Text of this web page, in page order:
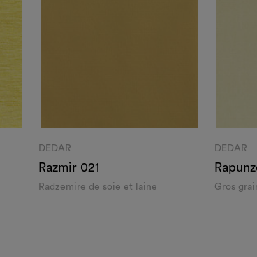
DEDAR
Razmir 021
Radzemire de soie et laine
DEDAR
Gros